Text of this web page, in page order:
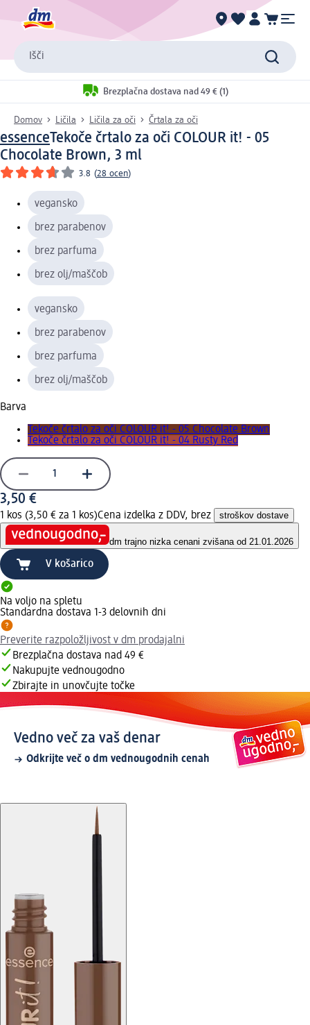
Išči
Brezplačna dostava nad 49 € (1)
Domov Ličila Ličila za oči Črtala za oči
essenceTekoče črtalo za oči COLOUR it! - 05
Chocolate Brown, 3 ml
3.8 (28 ocen)
vegansko
brez parabenov
brez parfuma
brez olj/maščob
vegansko
brez parabenov
brez parfuma
brez olj/maščob
Barva
Tekoče črtalo za oči COLOUR it! - 05 Chocolate Brown
Tekoče črtalo za oči COLOUR it! - 04 Rusty Red
3,50 €
1 kos (3,50 € za 1 kos)Cena izdelka z DDV, brez stroškov dostave
dm trajno nizka cenani zvišana od 21.01.2026
V košarico
Na voljo na spletu
Standardna dostava 1-3 delovnih dni
Preverite razpoložljivost v dm prodajalni
Brezplačna dostava nad 49 €
Nakupujte vednougodno
Zbirajte in unovčujte točke
Vedno več za vaš denar
Odkrijte več o dm vednougodnih cenah